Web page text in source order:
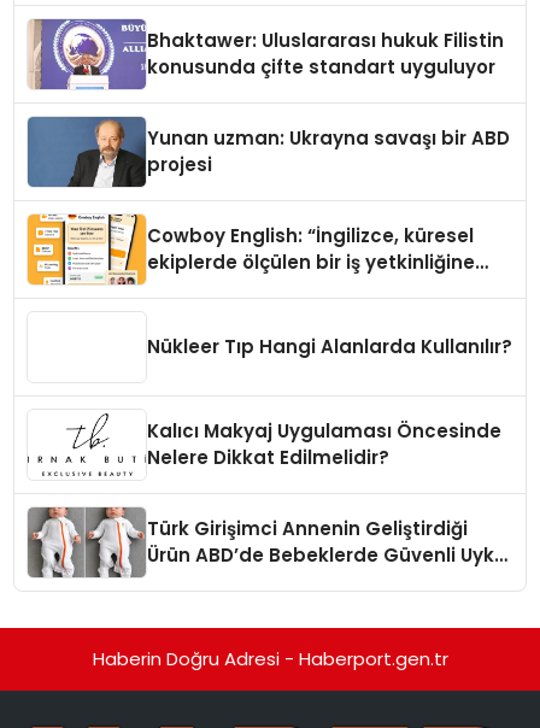
Bhaktawer: Uluslararası hukuk Filistin
konusunda çifte standart uyguluyor
Yunan uzman: Ukrayna savaşı bir ABD
projesi
Cowboy English: “İngilizce, küresel
ekiplerde ölçülen bir iş yetkinliğine
Nükleer Tıp Hangi Alanlarda Kullanılır?
Kalıcı Makyaj Uygulaması Öncesinde
Nelere Dikkat Edilmelidir?
Türk Girişimci Annenin Geliştirdiği
Ürün ABD’de Bebeklerde Güvenli Uyku
Haberin Doğru Adresi - Haberport.gen.tr